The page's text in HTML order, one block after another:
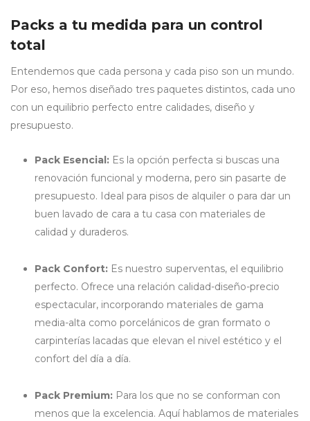
Packs a tu medida para un control
total
Entendemos que cada persona y cada piso son un mundo.
Por eso, hemos diseñado tres paquetes distintos, cada uno
con un equilibrio perfecto entre calidades, diseño y
presupuesto.
Pack Esencial: Es la opción perfecta si buscas una
renovación funcional y moderna, pero sin pasarte de
presupuesto. Ideal para pisos de alquiler o para dar un
buen lavado de cara a tu casa con materiales de
calidad y duraderos.
Pack Confort: Es nuestro superventas, el equilibrio
perfecto. Ofrece una relación calidad-diseño-precio
espectacular, incorporando materiales de gama
media-alta como porcelánicos de gran formato o
carpinterías lacadas que elevan el nivel estético y el
confort del día a día.
Pack Premium: Para los que no se conforman con
menos que la excelencia. Aquí hablamos de materiales